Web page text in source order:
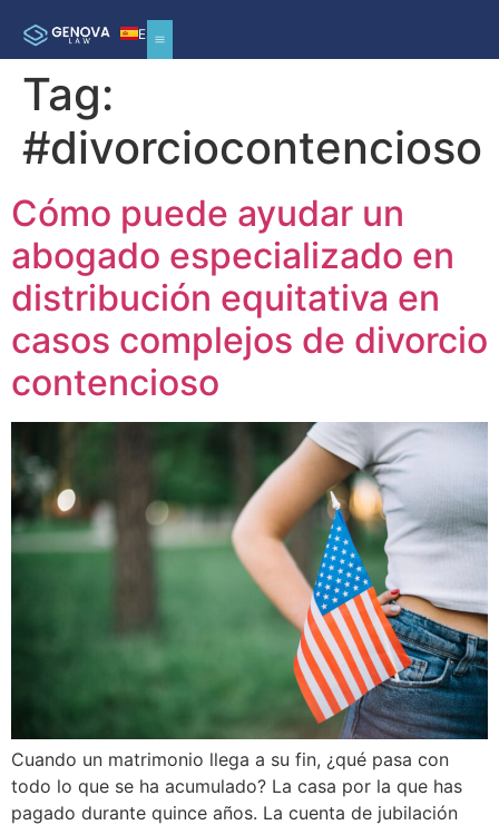
ES
Tag:
#divorciocontencioso
Cómo puede ayudar un
abogado especializado en
distribución equitativa en
casos complejos de divorcio
contencioso
Cuando un matrimonio llega a su fin, ¿qué pasa con
todo lo que se ha acumulado? La casa por la que has
pagado durante quince años. La cuenta de jubilación